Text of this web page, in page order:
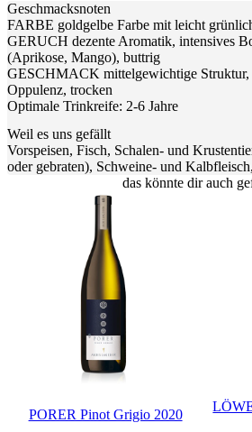
Geschmacksnoten
FARBE goldgelbe Farbe mit leicht
GERUCH dezente Aromatik, intensives
(Aprikose, Mango), buttrig
GESCHMACK mittelgewichtige Struktur,
Oppulenz, trocken
Optimale Trinkreife: 2-6 Jahre
Weil es uns gefällt
Vorspeisen, Fisch, Schalen- und
oder gebraten), Schweine- und
das könnte dir auch
PORER Pinot Grigio 2020